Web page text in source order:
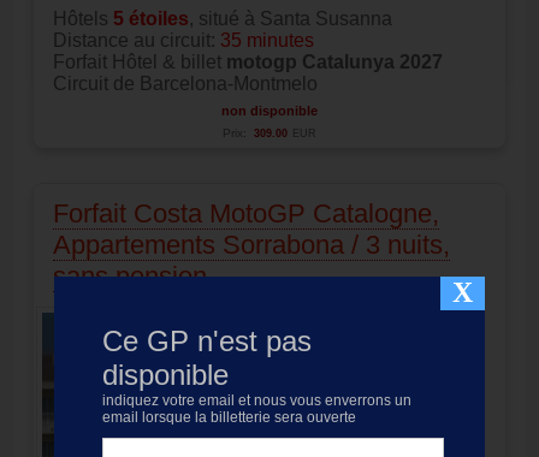
X
Ce GP n'est pas
disponible
indiquez votre email et nous vous enverrons un
email lorsque la billetterie sera ouverte
Hôtels 5 étoiles, situé à Santa Susanna
Distance au circuit: 35 minutes
Forfait Hôtel & billet motogp Catalunya 2027
Circuit de Barcelona-Montmelo
non disponible
Prix: 309.00 EUR
Forfait Costa MotoGP Catalogne,
Appartements Sorrabona / 3 nuits,
sans pension